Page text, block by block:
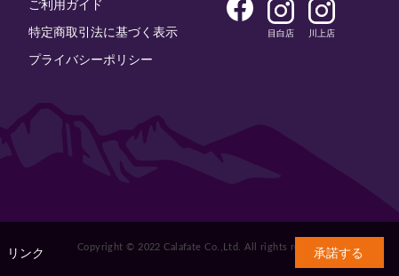
ご利用ガイド
特定商取引法に基づく表示
プライバシーポリシー
目白店 川上店
Copyright © 2022 Calafate Co.,Ltd. All rights reserved.
リンク 承諾する